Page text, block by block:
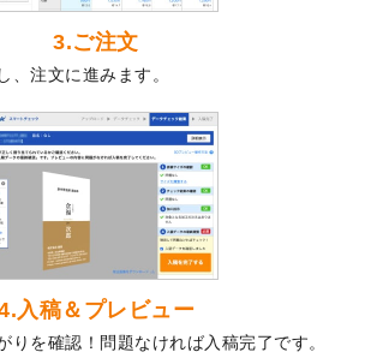
。
【新商品】ステッカー
りました！
年版4月始まりのカレンダーデザイン
ンプレートを公開いたしました。
2024年辰年の年賀ポスターデザインテンプ
ート
を公開いたしました。
押し年賀状のデザインテンプレート
開いたしました。
クリアファイル、封筒、うちわにてオリジ
ルデザインで作成できるようになりまし
！
3.ご注文
、注文に進みます。
入稿＆プレビュー
りを確認！問題なければ入稿完了です。